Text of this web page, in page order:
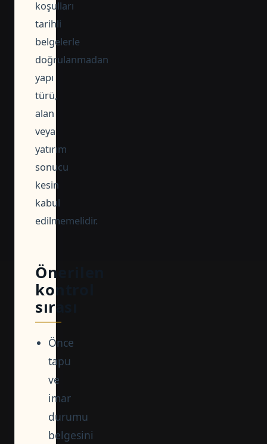
koşulları
tarihli
belgelerle
doğrulanmadan
yapı
türü,
alan
veya
yatırım
sonucu
kesin
kabul
edilmemelidir.
Önerilen
kontrol
sırası
Önce
tapu
ve
imar
durumu
belgesini